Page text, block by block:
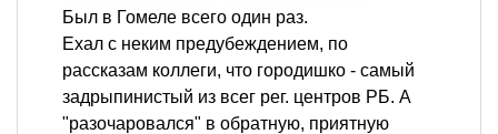
Был в Гомеле всего один раз.
Ехал с неким предубеждением, по
рассказам коллеги, что городишко - самый
задрыпинистый из всег рег. центров РБ. А
"разочаровался" в обратную, приятную